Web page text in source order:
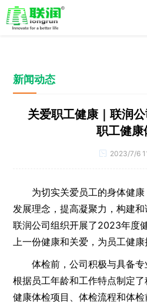
新闻动态
关爱职工健康｜联润
职工健康
 2023/7/6
为切实关爱员工的身体健
发展理念，提高凝聚力，构建
联润公司组织开展了2023年度
上一份健康和关爱，为员工健康
体检前，公司积极与具备专
根据员工年龄和工作特点制定
健康体检项目、体检流程和体